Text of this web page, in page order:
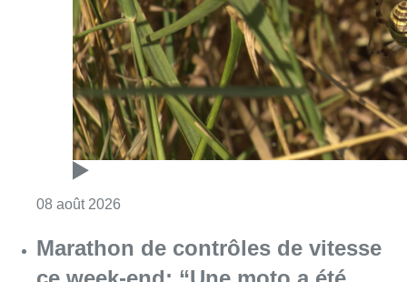
08 août 2026
Marathon de contrôles de vitesse